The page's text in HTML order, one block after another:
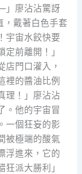
」廖沾沾驚訝
，戴著白色手套
宇宙水餃快要
定前離開！」
店門口灌入，
裡的醬油比例
理！」廖沾沾
。他的宇宙冒
一個狂妄的影
被極端的酸氣
浮進來，它的
派大勝利」